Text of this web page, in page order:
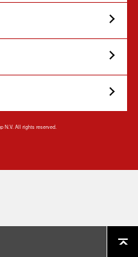
N.V. All rights reserved.